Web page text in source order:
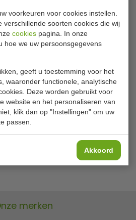
voorkeuren voor cookies instellen.
verschillende soorten cookies die wij
cookies pagina. In onze
hoe we uw persoonsgegevens
geeft u toestemming voor het
waaronder functionele, analytische
Deze worden gebruikt voor
website en het personaliseren van
klik dan op "Instellingen" om uw
passen.
Akkoord
stuks
OlympiaC131
€ 12,29 € 12,00
merken